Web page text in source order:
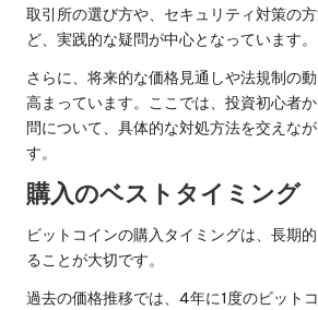
取引所の選び方や、セキュリティ対策の
ど、実践的な疑問が中心となっています。
さらに、将来的な価格見通しや法規制の
高まっています。ここでは、投資初心者
問について、具体的な対処方法を交えな
す。
購入のベストタイミング
ビットコインの購入タイミングは、長期
ることが大切です。
過去の価格推移では、4年に1度のビット